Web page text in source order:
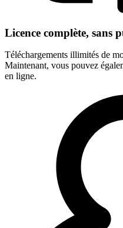
Licence complète, sans
Téléchargements illimités de
Maintenant, vous pouvez
en ligne.